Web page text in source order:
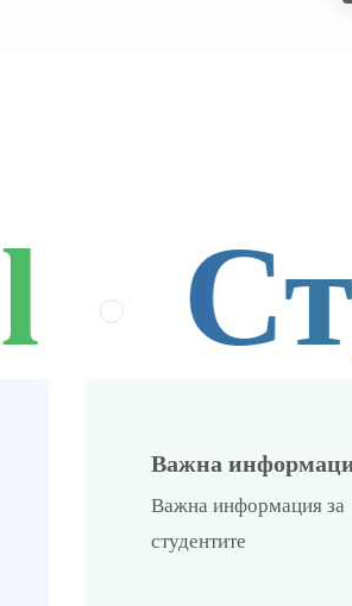
Важна
Важна информация за
студентите